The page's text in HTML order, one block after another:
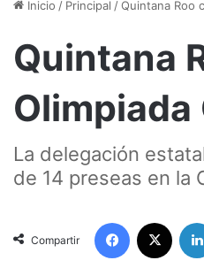
Inicio / Principal /Quintana Roo
Quintana
Olimpiada
La delegación
de 14 preseas en la
Compartir
Facebook